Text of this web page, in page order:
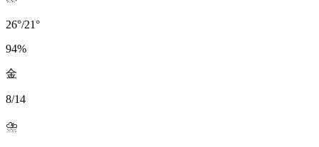
26°/21°
94%
金
8/14
⛈️